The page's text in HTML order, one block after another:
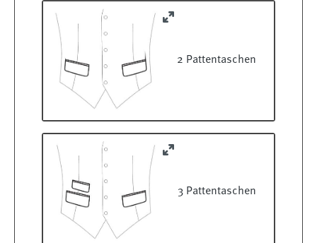
2 Pattentaschen
3 Pattentaschen